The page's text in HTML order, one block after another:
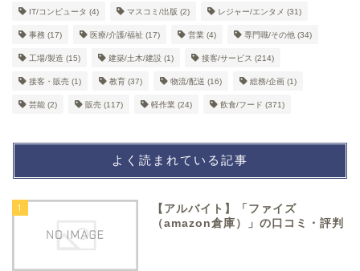
IT/コンピュータ (4) マスコミ/出版 (2) レジャー/エンタメ (31)
事務 (17) 医療/介護/福祉 (17) 営業 (4) 専門職/その他 (34)
工場/製造 (15) 建築/土木/建設 (1) 接客/サービス (214)
接客・販売 (1) 教育 (37) 物流/配送 (16) 総務/企画 (1)
芸能 (2) 販売 (117) 軽作業 (24) 飲食/フード (371)
よく読まれている記事
1
【アルバイト】「ファイズ
（amazon倉庫）」の口コミ・評判